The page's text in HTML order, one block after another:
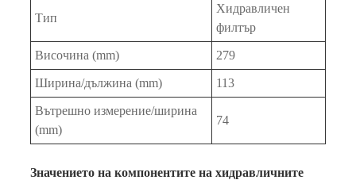
Тип
Хидравличен
филтър
Височина (mm) 279
Ширина/дължина (mm) 113
Вътрешно измерение/ширина
(mm)
74
Значението на компонентите на хидравличните